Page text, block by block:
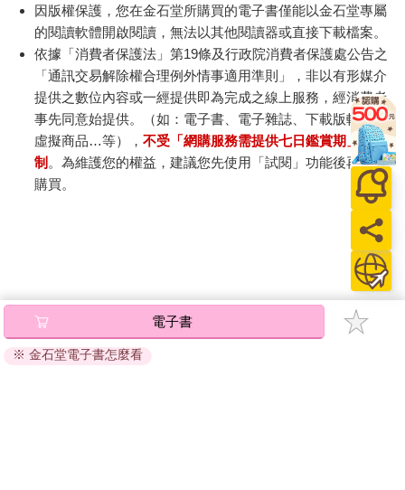
怎麼用來著？陳子謙苦苦回想，那種枯燥的東西誰記得住啦？一
邊下意識地打開了手機的備忘錄。
「……這裡沒訊號了？啊不就還好有離線瀏覽。」
「這樣、這樣，再這樣，喔對還有咒語。」
陳子謙快速地走到剛搭好的帳篷外，用手指在泥土上劃出四條縱
線和五條橫線，將它們交錯連接，像是古老的棋局。接著，他找
來一塊拳頭大的石頭，把它壓在棋盤正中央，然後把備忘錄裡的
這些咒語當時聽導師提起時，自己只覺得有點荒誕，但奇妙的是
當他做完這一切，心中似乎真的稍微放鬆了一些。
「啊是好了沒？」阿傑走過來，眼角瞄到地上的棋格圖案，好奇
因版權保護，您在金石堂所購買的電子書僅能以金石堂專屬
的閱讀軟體開啟閱讀，無法以其他閱讀器或直接下載檔案。
依據「消費者保護法」第19條及行政院消費者保護處公告之
「通訊交易解除權合理例外情事適用準則」，非以有形媒介
提供之數位內容或一經提供即為完成之線上服務，經消費者
事先同意始提供。（如：電子書、電子雜誌、下載版軟體、
虛擬商品…等），不受「網購服務需提供七日鑑賞期」的限
制 。為維護您的權益，建議您先使用「試閱」功能後再付款
購買。
電子書
※ 金石堂電子書怎麼看